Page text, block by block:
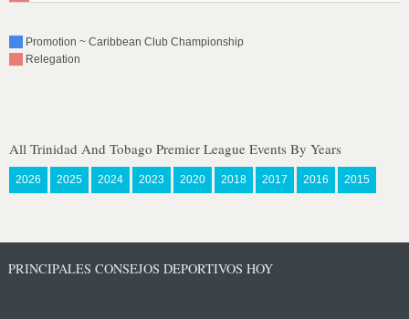
Promotion ~ Caribbean Club Championship
Relegation
All Trinidad And Tobago Premier League Events By Years
2026 2025 2024 2023 2020 2018 2017 2016 2015
PRINCIPALES CONSEJOS DEPORTIVOS HOY